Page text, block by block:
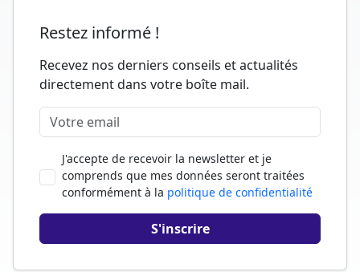
Restez informé !
Recevez nos derniers conseils et actualités
directement dans votre boîte mail.
J'accepte de recevoir la newsletter et je
comprends que mes données seront traitées
conformément à la politique de confidentialité